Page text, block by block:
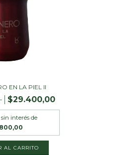
EN LA PIEL II
$29.400,00
interés de
AL CARRITO